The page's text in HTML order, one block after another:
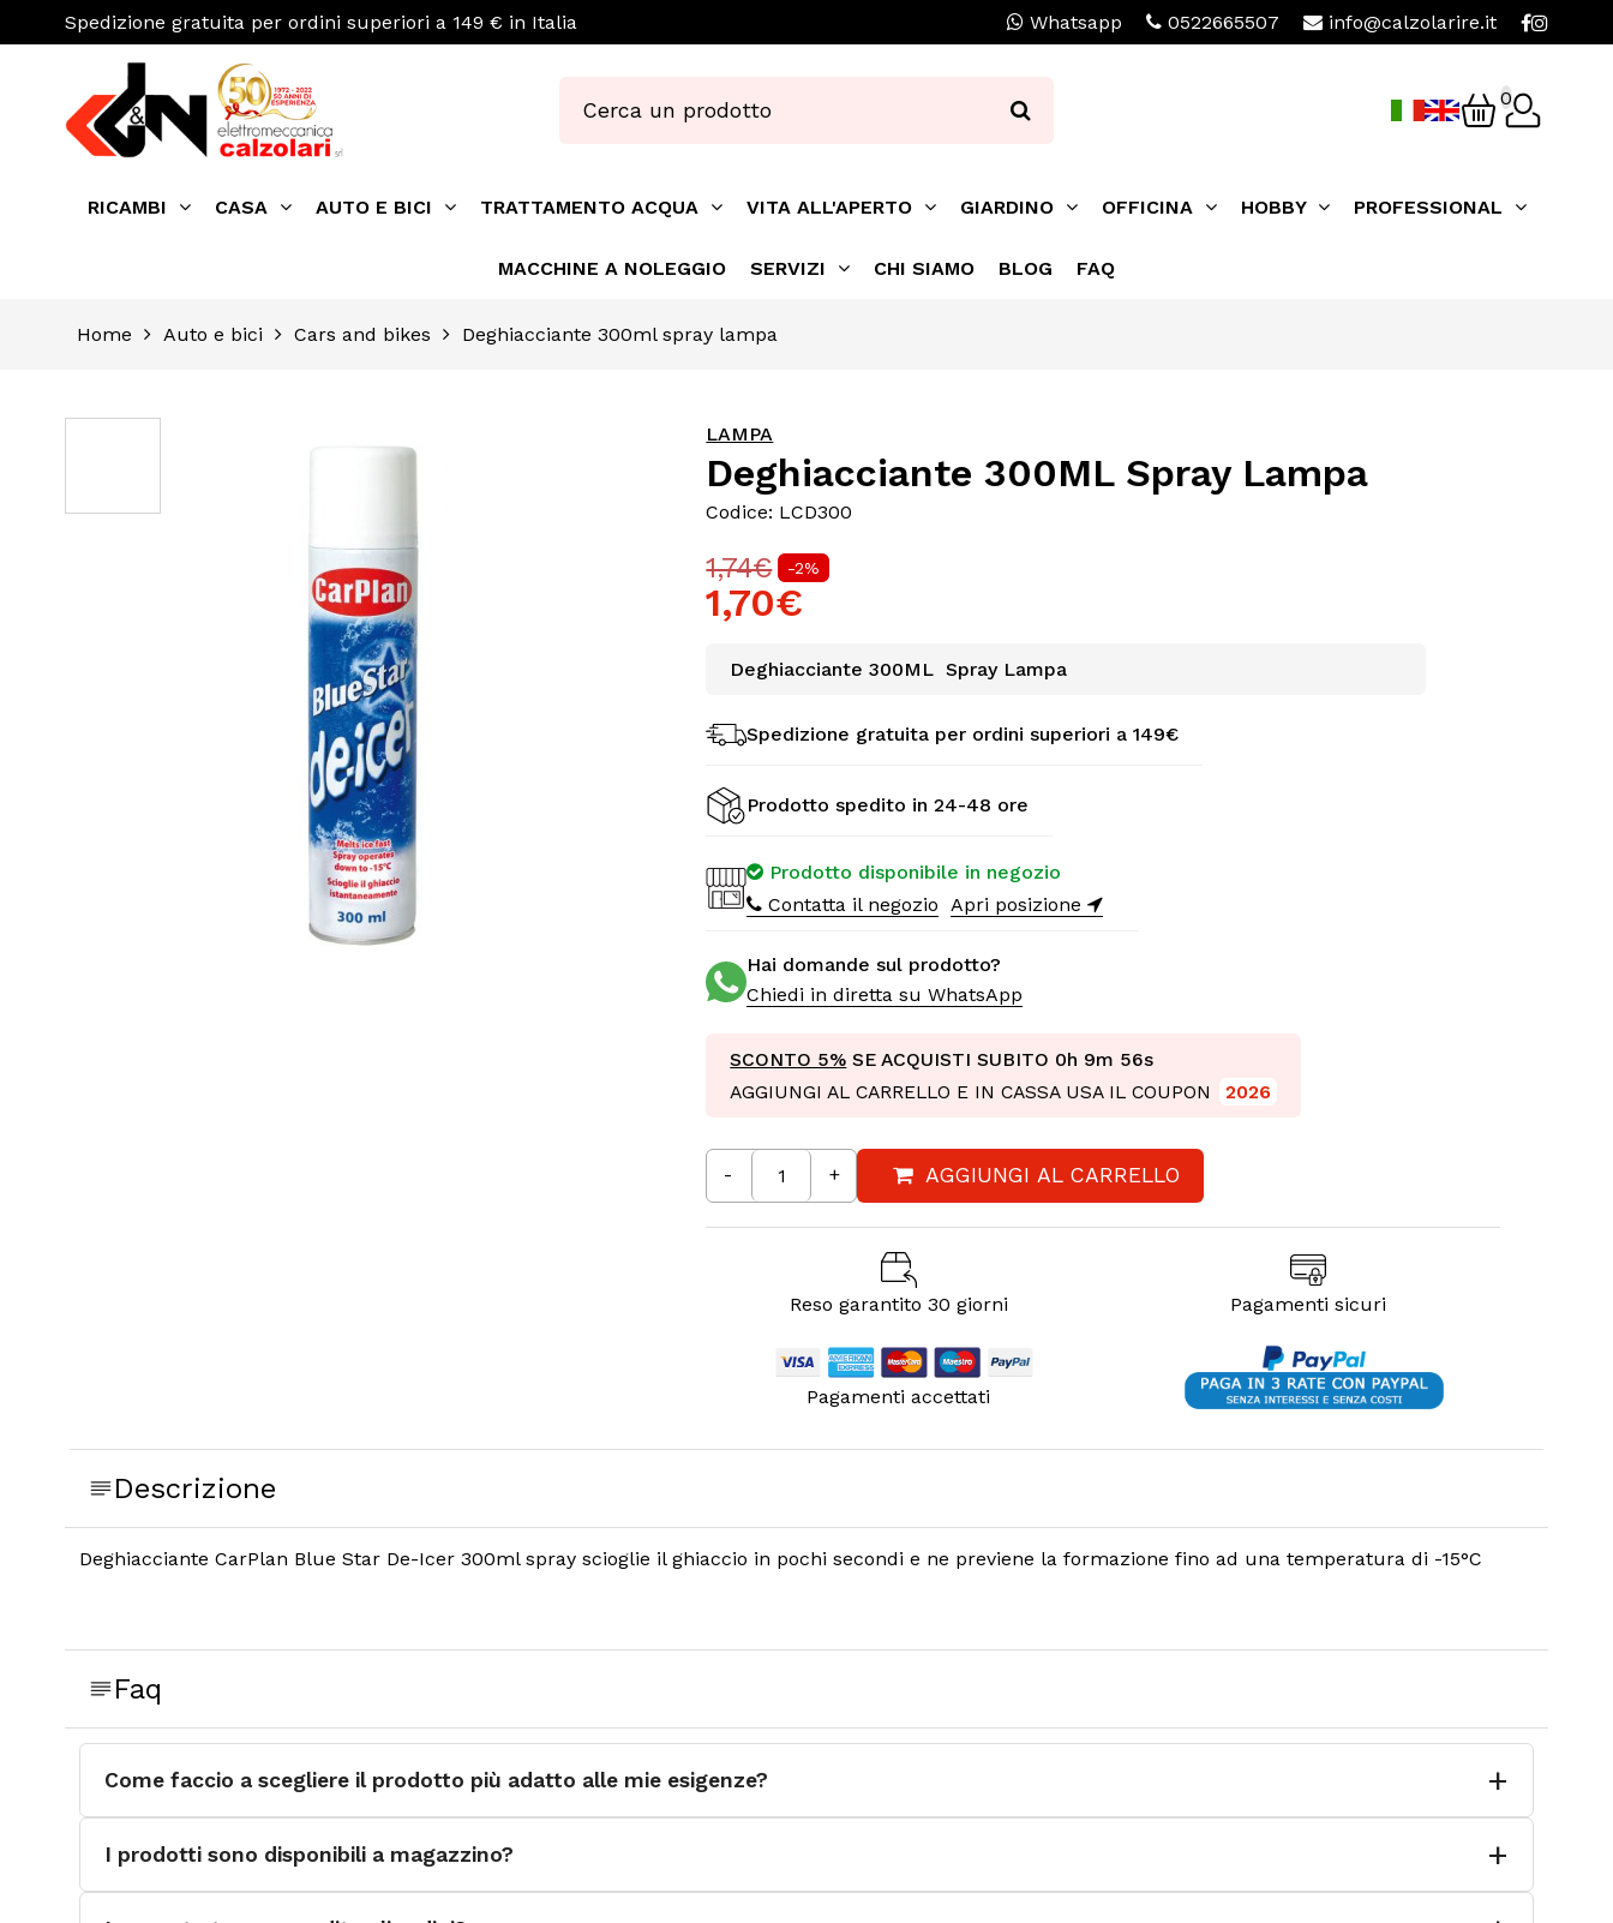
Spedizione gratuita per ordini superiori a 149 € in Italia Whatsapp 0522665507 info@calzolarire.it
0
RICAMBI CASA AUTO E BICI TRATTAMENTO ACQUA VITA ALL'APERTO GIARDINO OFFICINA HOBBY PROFESSIONAL
MACCHINE A NOLEGGIO SERVIZI CHI SIAMO BLOG FAQ
Home Auto e bici Cars and bikes Deghiacciante 300ml spray lampa
LAMPA
Deghiacciante 300ML Spray Lampa
Codice: LCD300
1,74€ -2%
1,70€
Deghiacciante 300ML Spray Lampa
Spedizione gratuita per ordini superiori a 149€
Prodotto spedito in 24-48 ore
Prodotto disponibile in negozio
Contatta il negozio
Apri posizione
Hai domande sul prodotto?
Chiedi in diretta su WhatsApp
SCONTO 5% SE ACQUISTI SUBITO 0h 9m 55s
AGGIUNGI AL CARRELLO E IN CASSA USA IL COUPON
2026
- + AGGIUNGI AL CARRELLO
Reso garantito 30 giorni Pagamenti sicuri
Pagamenti accettati
Descrizione
Deghiacciante CarPlan Blue Star De-Icer 300ml spray scioglie il ghiaccio in pochi secondi e ne previene la formazione fino ad una temperatura di -15°C
Faq
Come faccio a scegliere il prodotto più adatto alle mie esigenze?
I prodotti sono disponibili a magazzino?